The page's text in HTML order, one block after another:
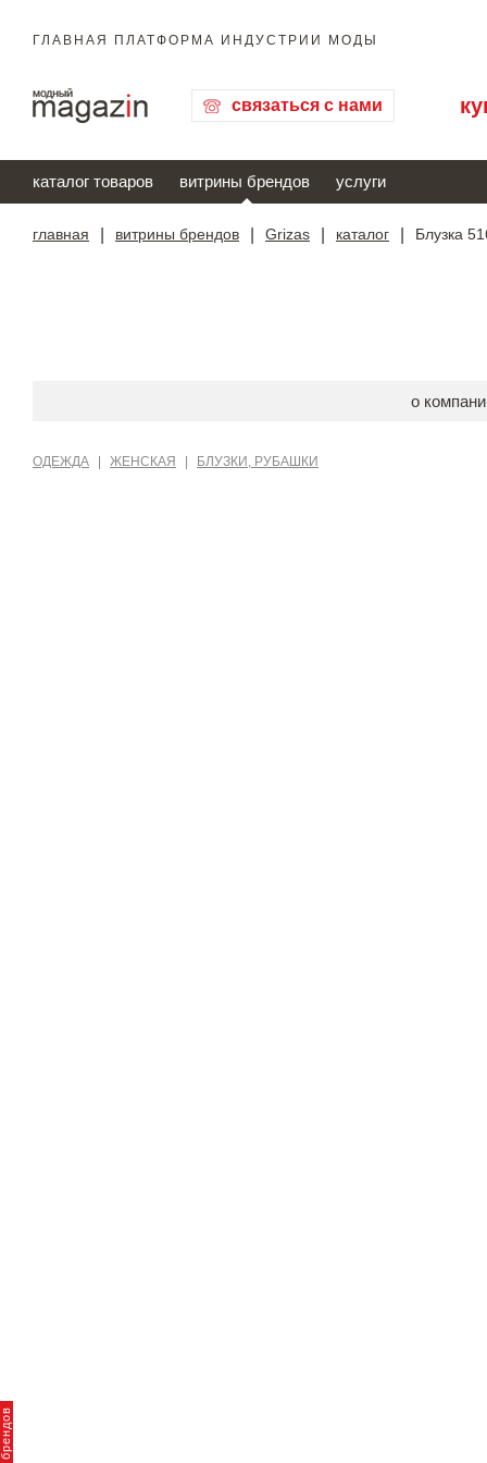
ГЛАВНАЯ ПЛАТФОРМА ИНДУСТРИИ МОДЫ
связаться с нами
каталог товаров витрины брендов услуги
главная витрины брендов Grizas каталог Блузка
о
ОДЕЖДА ЖЕНСКАЯ БЛУЗКИ, РУБАШКИ